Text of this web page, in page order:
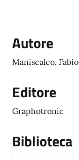
Autore
Maniscalco, Fabio
Editore
Graphotronic
Biblioteca